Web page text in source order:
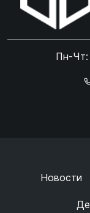
Пн-Чт:
Новости
Online чат
Online чат